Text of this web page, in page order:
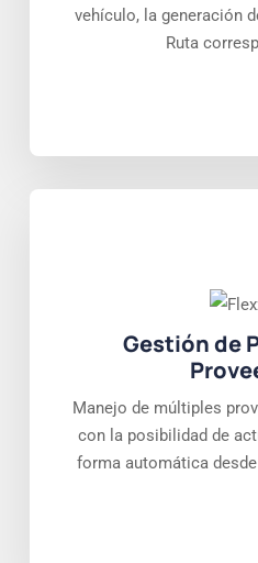
vehículo, la generación
Ruta
Gestión de
Manejo de múltiples
con la posibilidad de
forma automática